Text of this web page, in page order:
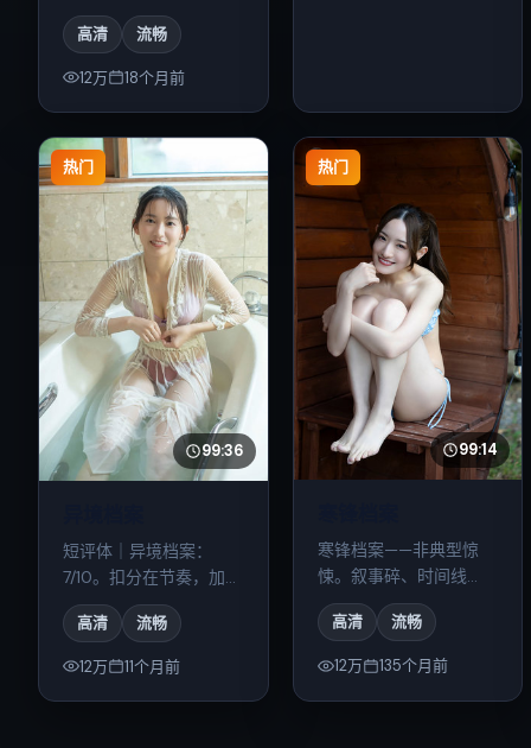
头；心理承受弱请酌情
观看。
高清 流畅
12万 18个月前
热门
99:36
短评体｜异境档案：
7/10。扣分在节奏，加分
在表演与摄影；2025年
同类里能排中上。
高清 流畅
12万 11个月前
热门
99:14
寒锋档案——非典型惊
悚。叙事碎、时间线
跳，拼起来却圆；吃这
套的人会很喜欢。
高清 流畅
12万 135个月前